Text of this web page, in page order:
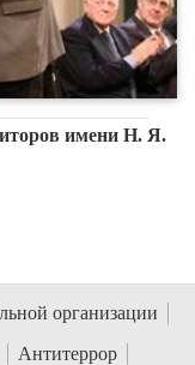
имени Н. Я.
организации
Антитеррор